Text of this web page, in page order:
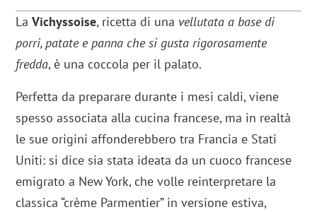
LaVichyssoise, ricetta di una vellutata a base di
porri, patate e panna che si gusta rigorosamente
fredda, è una coccola per il palato.
Perfetta da preparare durante i mesi caldi, viene
spesso associata alla cucina francese, ma in realtà
le sue origini affonderebbero tra Francia e Stati
Uniti: si dice sia stata ideata da un cuoco francese
emigrato a New York, che volle reinterpretare la
classica “crème Parmentier” in versione estiva,